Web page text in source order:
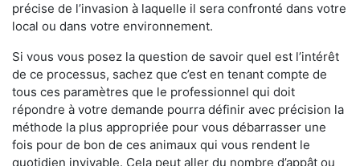
précise de l’invasion à laquelle il sera confronté dans votre
local ou dans votre environnement.
Si vous vous posez la question de savoir quel est l’intérêt
de ce processus, sachez que c’est en tenant compte de
tous ces paramètres que le professionnel qui doit
répondre à votre demande pourra définir avec précision la
méthode la plus appropriée pour vous débarrasser une
fois pour de bon de ces animaux qui vous rendent le
quotidien invivable. Cela peut aller du nombre d’appât ou